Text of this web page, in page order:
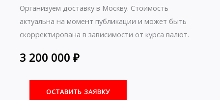
Организуем доставку в Москву. Стоимость
актуальна на момент публикации и может быть
скорректирована в зависимости от курса валют.
3 200 000 ₽
ОСТАВИТЬ ЗАЯВКУ